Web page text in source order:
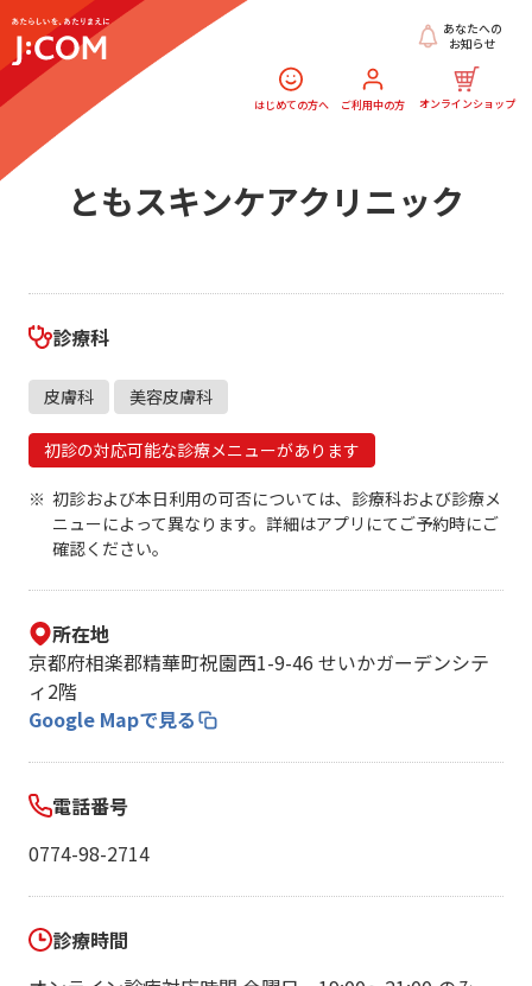
はじめての方へ ご利用中の方 オンラインショップ
あなたへの
お知らせ
ともスキンケアクリニック
診療科
皮膚科 美容皮膚科
初診の対応可能な診療メニューがあります
初診および本日利用の可否については、診療科および診療メ
ニューによって異なります。詳細はアプリにてご予約時にご
確認ください。
所在地
京都府相楽郡精華町祝園西1-9-46 せいかガーデンシテ
ィ2階
Google Mapで見る
電話番号
0774-98-2714
診療時間